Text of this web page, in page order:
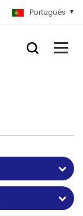
Português